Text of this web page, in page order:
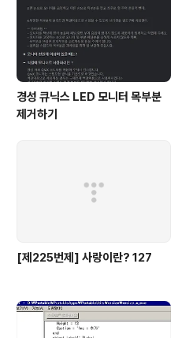
블로그이니 그다지 문제가 없습니다. 하지
품’..
경성 큐닉스 LED 모니터 목부분
제거하기
[제225번제] 사랑이란? 127